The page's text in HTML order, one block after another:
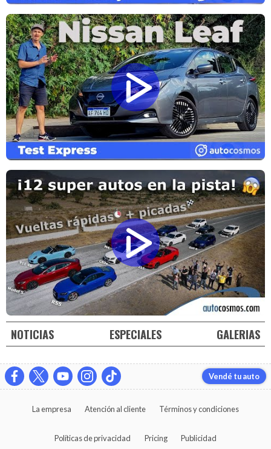
NOTICIAS ESPECIALES GALERIAS
Vendé tu auto
La empresa Atención al cliente Términos y condiciones
Políticas de privacidad Pricing Publicidad